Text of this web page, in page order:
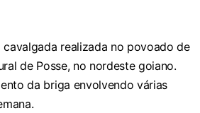
realizada no povoado de
de Posse, no nordeste goiano.
da briga envolvendo várias